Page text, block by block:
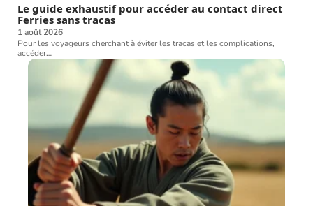
Le guide exhaustif pour accéder au contact direct
Ferries sans tracas
1 août 2026
Pour les voyageurs cherchant à éviter les tracas et les complications,
accéder…